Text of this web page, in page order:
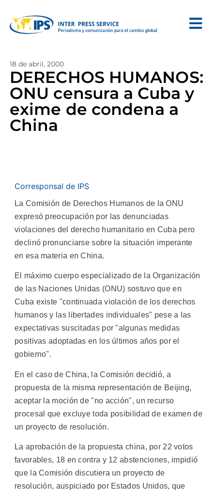
18 de abril, 2000
DERECHOS HUMANOS:
ONU censura a Cuba y
exime de condena a
China
Corresponsal de IPS
La Comisión de Derechos Humanos de la ONU
expresó preocupación por las denunciadas
violaciones del derecho humanitario en Cuba pero
declinó pronunciarse sobre la situación imperante
en esa materia en China.
El máximo cuerpo especializado de la Organización
de las Naciones Unidas (ONU) sostuvo que en
Cuba existe "continuada violación de los derechos
humanos y las libertades individuales" pese a las
expectativas suscitadas por "algunas medidas
positivas adoptadas en los últimos años por el
gobierno".
En el caso de China, la Comisión decidió, a
propuesta de la misma representación de Beijing,
aceptar la moción de "no acción", un recurso
procesal que excluye toda posibilidad de examen de
un proyecto de resolución.
La aprobación de la propuesta china, por 22 votos
favorables, 18 en contra y 12 abstenciones, impidió
que la Comisión discutiera un proyecto de
resolución, auspiciado por Estados Unidos, que